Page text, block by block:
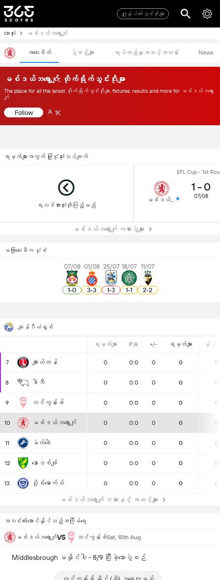
ကျွုန်ုပ်၏သွင်းဂိုးများ
ဘောလုံး မစ်ဒယ်ဘရော့ဂျ်
အသေးစိတ် ပွဲစဉ်များ ရပ်တည်မှုအဆင့်အတန်း News
မစ်ဒယ်ဘရော့ဂျ်: တိုက်ရိုက်သွင်းဂိုးမျာ
The place for all the latest တိုက်ရိုက်သွင်းဂိုးမျာ, fixtures, results and more for မစ်ဒယ်ဘရော့
ဂျ်
Follow 1K
ရမှတ်များအတွက် ခြုံငုံသုံးသပ်ချက်
ရလဒ်အားလုံးကိုကြည့်မည်
EFL Cup - 1st
မစ်ဒယ်ဘရော့ဂျ်
1 - 0
07/08
မစ်ဒယ်ဘရော့ဂျ် ကစားပွဲများ
မကြာသေးမီက ပုံစံ
07/08
1-0
01/08
3-3
25/07
1-3
18/07
1-1
11/07
2-2
ချန်ပီယံရှစ်
ရမှတ်များ F:A +/- ရမှတ်များ နိုင်ပွဲ
7 ချာယ်တန် 0 0:0 0 0 0
8 ဒါဘီ 0 0:0 0 0 0
9 လင်ကွန်းခ် 0 0:0 0 0 0
10 မစ်ဒယ်ဘရော့ဂျ် 0 0:0 0 0 0
11 မဲလ်ဝေါ 0 0:0 0 0 0
12 နောဝစ်ချ် 0 0:0 0 0 0
13 ပို့စ်မောက်သ် 0 0:0 0 0 0
မစ်ဒယ်ဘရော့ဂျ် ဇယားနှင့် အဆင့်များ
အသင်း၏အောင်နိုင်သည့်အကြိမ်ရေ
မစ်ဒယ်ဘရော့ဂျ်VS လင်ကွန်းခ်Sat, 15th Aug
Middlesbrough မနိုင်ပါ - 8/9 ပြီးခဲ့သောပွဲစဉ်
လင်ကွန်းခ် နိုင် (သို့) သရေကျမည်